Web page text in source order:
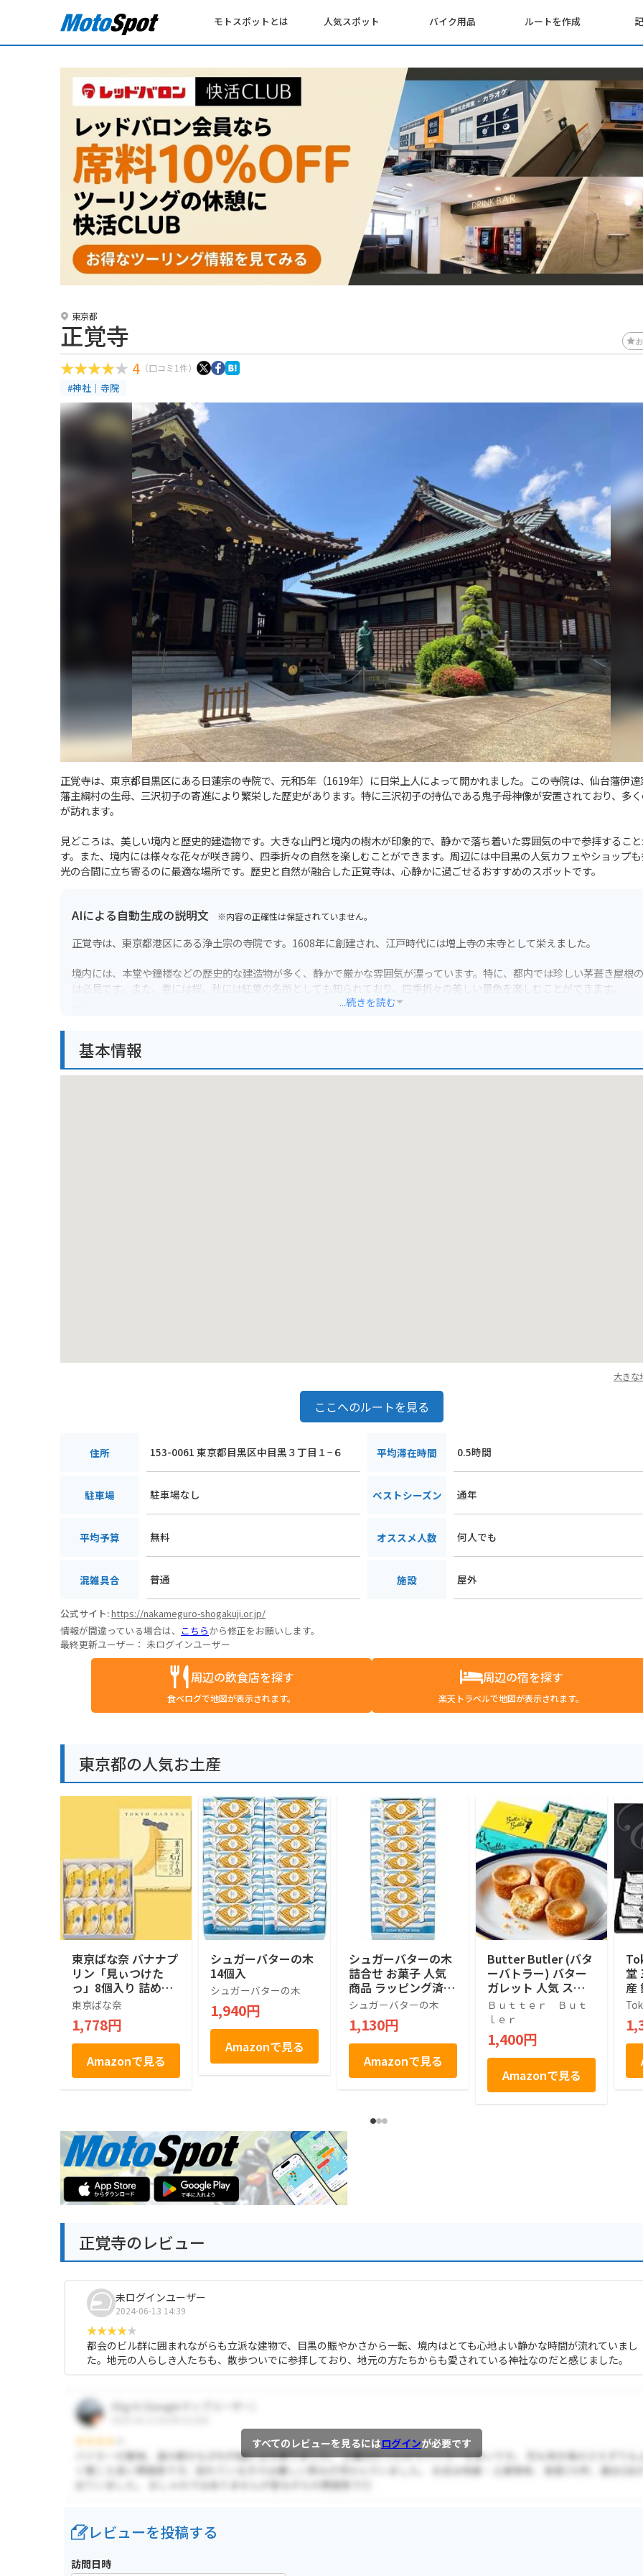
モトスポットとは 人気スポット バイク用品 ルートを作成
東京都
正覚寺
4 （口コミ1件）
#神社｜寺院
正覚寺は、東京都目黒区にある日蓮宗の寺院で、元和5年（1619年）に日栄上人によって開かれました。この寺院は、仙台藩伊
藩主綱村の生母、三沢初子の寄進により繁栄した歴史があります。特に三沢初子の持仏である鬼子母神像が安置されており、多
が訪れます。
見どころは、美しい境内と歴史的建造物です。大きな山門と境内の樹木が印象的で、静かで落ち着いた雰囲気の中で参拝するこ
す。また、境内には様々な花々が咲き誇り、四季折々の自然を楽しむことができます。周辺には中目黒の人気カフェやショップ
光の合間に立ち寄るのに最適な場所です。歴史と自然が融合した正覚寺は、心静かに過ごせるおすすめのスポットです。
AIによる自動生成の説明文 ※内容の正確性は保証されていません。
正覚寺は、東京都港区にある浄土宗の寺院です。1608年に創建され、江戸時代には増上寺の末寺として栄えました。
境内には、本堂や鐘楼などの歴史的な建造物が多く、静かで厳かな雰囲気が漂っています。特に、都内では珍しい茅葺き屋根
は必見です。また、春には桜、秋には紅葉の名所としても知られており、四季折々の美しい景色を楽しむことができます。
...続きを読む
基本情報
大きな
ここへのルートを見る
住所 153-0061 東京都目黒区中目黒３丁目１−６ 平均滞在時間 0.5時間
駐車場 駐車場なし ベストシーズン 通年
平均予算 無料 オススメ人数 何人でも
混雑具合 普通 施設 屋外
公式サイト:https://nakameguro-shogakuji.or.jp/
情報が間違っている場合は、 こちらから修正をお願いします。
最終更新ユーザー： 未ログインユーザー
周辺の飲食店を探す
食べログで地図が表示されます。
周辺の宿を探す
楽天トラベルで地図が表示されます。
東京都の人気お土産
東京ばな奈 バナナプ
リン「見ぃつけた
っ」8個入り 詰め合
わせ 人気 手土産ス
イーツ 差し入れ
東京ばな奈
1,778円
Amazonで見る
シュガーバターの木
14個入
シュガーバターの木
1,940円
Amazonで見る
シュガーバターの木
詰合せ お菓子 人気
商品 ラッピング済 (7
個入)
シュガーバターの木
1,130円
Amazonで見る
Butter Butler (バタ
ーバトラー) バター
ガレット 人気 スイ
ーツ ギフト 東京土
産 手土産 個包装 プ
レゼント お返し 内
祝い 焼き菓子 退職
(9個入)
Ｂｕｔｔｅｒ Ｂｕｔ
ｌｅｒ
1,400円
Amazonで見る
堂
産
ク
正覚寺のレビュー
未ログインユーザー
2024-06-13 14:39
都会のビル群に囲まれながらも立派な建物で、目黒の賑やかさから一転、境内はとても心地よい静かな時間が流れていまし
た。地元の人らしき人たちも、散歩ついでに参拝しており、地元の方たちからも愛されている神社なのだと感じました。
すべてのレビューを見るにはログインが必要です
レビューを投稿する
訪問日時